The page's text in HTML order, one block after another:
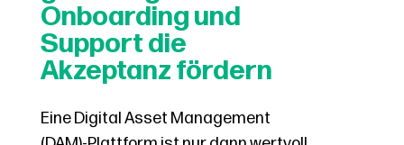
Onboarding und
Support die
Akzeptanz fördern
Eine Digital Asset Management